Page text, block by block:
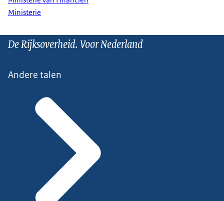
Ministerie
De Rijksoverheid. Voor Nederland
Andere talen